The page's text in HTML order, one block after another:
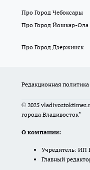
Про Город Чебоксары
Про Город Йошкар-Ола
Про Город Дзержинск
Редакционная политика
© 2025
города Владивосток"
О компании:
Учредитель: ИП
Главный